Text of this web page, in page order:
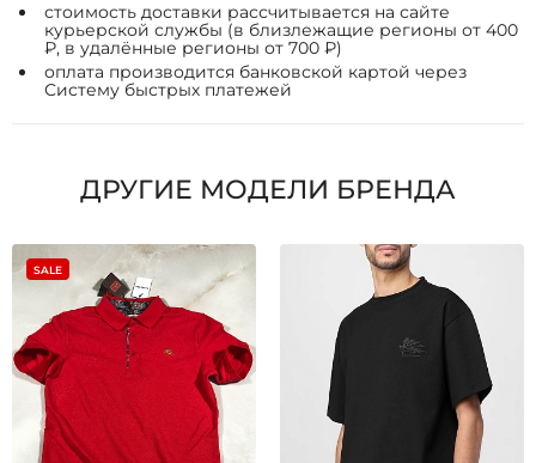
стоимость доставки рассчитывается на сайте
курьерской службы (в близлежащие регионы от 400
₽, в удалённые регионы от 700 ₽)
оплата производится банковской картой через
Систему быстрых платежей
ДРУГИЕ МОДЕЛИ БРЕНДА
SALE